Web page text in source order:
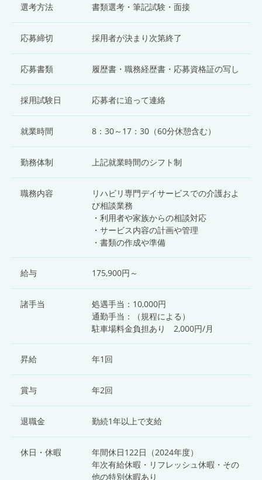
選考方法 書類選考・筆記試験・面接
応募締切 採用者が決まり次第終了
応募書類 履歴書・職務経歴書・応募資格証の写し
採用試験日 応募者に追って連絡
就業時間 8：30～17：30（60分休憩含む）
勤務体制 上記就業時間のシフト制
職務内容
リハビリ専門デイサービスでの介護およ
び相談業務
・利用者や家族からの相談対応
・サービス内容の計画や管理
・書類の作成や準備
給与 175,900円～
諸手当
処遇手当：10,000円
通勤手当：（規程による）
駐車場料金負担あり 2,000円/月
昇給 年1回
賞与 年2回
退職金 勤続1年以上で支給
休日・休暇
年間休日122日（2024年度）
年次有給休暇・リフレッシュ休暇・その
他の特別休暇あり